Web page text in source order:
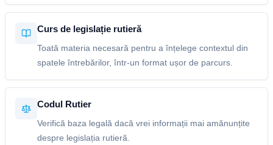
Curs de legislație rutieră
Toată materia necesară pentru a înțelege contextul din
spatele întrebărilor, într-un format ușor de parcurs.
Codul Rutier
Verifică baza legală dacă vrei informații mai amănunțite
despre legislația rutieră.